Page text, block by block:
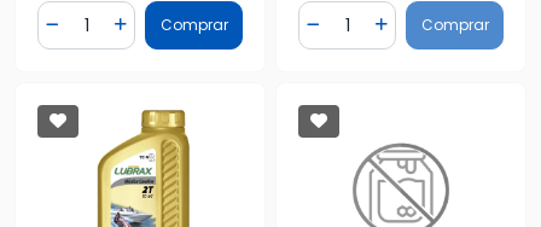
Diminuir Quantidade
Quantidade
Adicionar Quantidade
Comprar Diminuir Quantidade
Quantidade
AdicionarComprar